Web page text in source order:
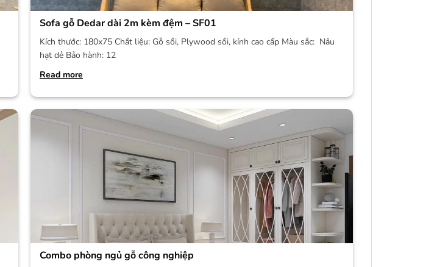
Sofa gỗ Dedar dài 2m kèm đệm – SF01
Kích thước: 180x75 Chất liệu: Gỗ sồi, Plywood sồi, kính cao cấp Màu sắc: Nâu
hạt dẻ Bảo hành: 12
Read more
Combo phòng ngủ gỗ công nghiệp